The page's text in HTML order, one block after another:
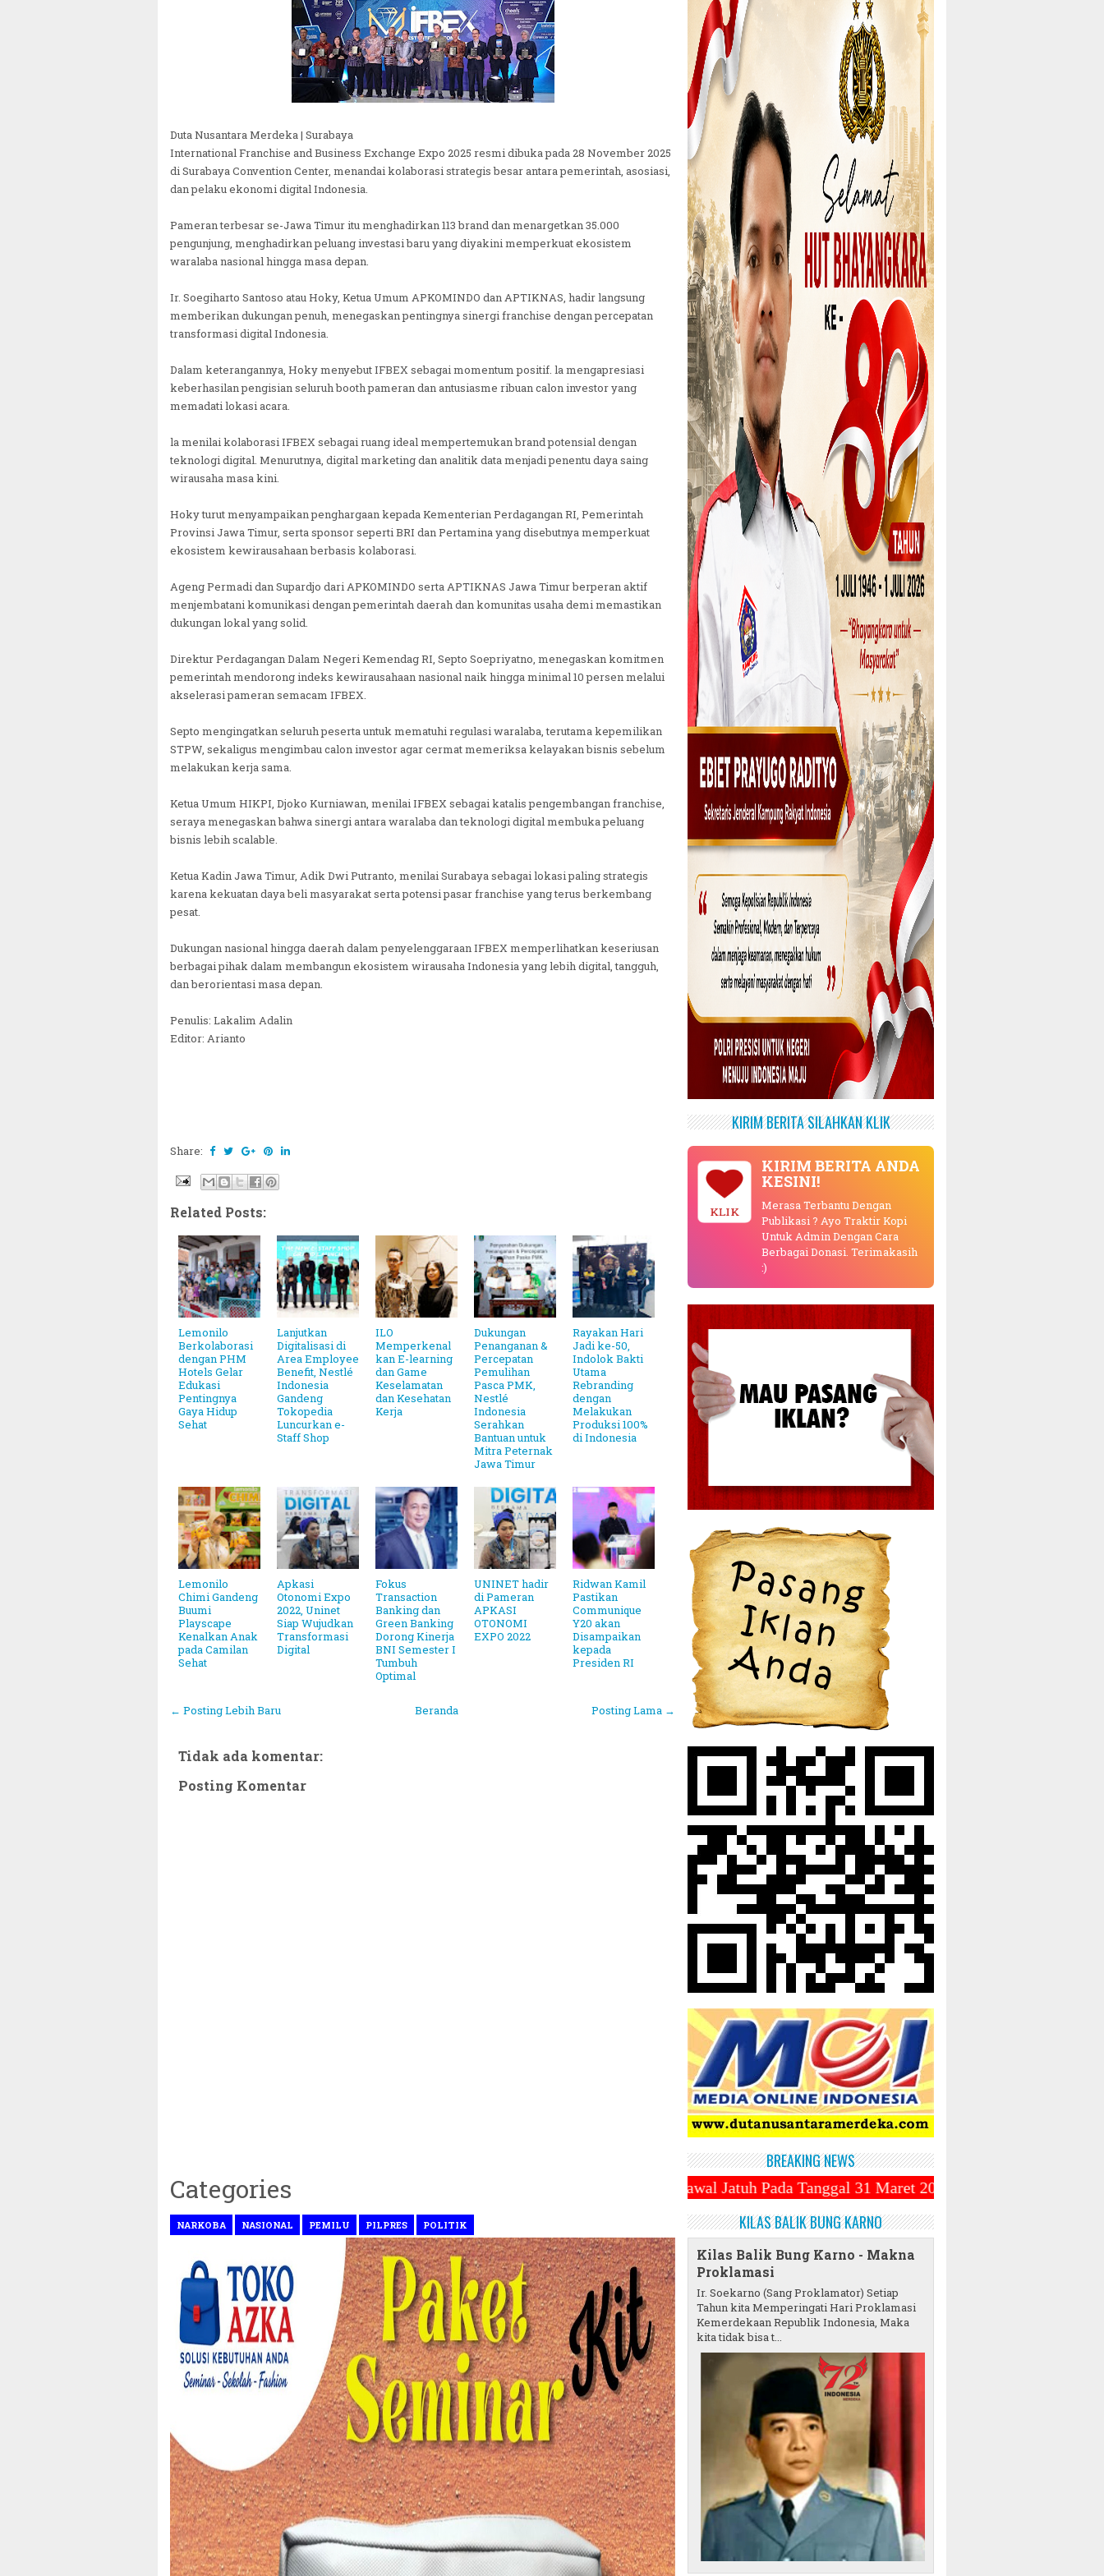
Duta Nusantara Merdeka | Surabaya
International Franchise and Business Exchange Expo 2025 resmi dibuka pada 28 November 2025
di Surabaya Convention Center, menandai kolaborasi strategis besar antara pemerintah, asosiasi,
dan pelaku ekonomi digital Indonesia.
Pameran terbesar se-Jawa Timur itu menghadirkan 113 brand dan menargetkan 35.000
pengunjung, menghadirkan peluang investasi baru yang diyakini memperkuat ekosistem
waralaba nasional hingga masa depan.
Ir. Soegiharto Santoso atau Hoky, Ketua Umum APKOMINDO dan APTIKNAS, hadir langsung
memberikan dukungan penuh, menegaskan pentingnya sinergi franchise dengan percepatan
transformasi digital Indonesia.
Dalam keterangannya, Hoky menyebut IFBEX sebagai momentum positif. la mengapresiasi
keberhasilan pengisian seluruh booth pameran dan antusiasme ribuan calon investor yang
memadati lokasi acara.
la menilai kolaborasi IFBEX sebagai ruang ideal mempertemukan brand potensial dengan
teknologi digital. Menurutnya, digital marketing dan analitik data menjadi penentu daya saing
wirausaha masa kini.
Hoky turut menyampaikan penghargaan kepada Kementerian Perdagangan RI, Pemerintah
Provinsi Jawa Timur, serta sponsor seperti BRI dan Pertamina yang disebutnya memperkuat
ekosistem kewirausahaan berbasis kolaborasi.
Ageng Permadi dan Supardjo dari APKOMINDO serta ΑΡΤΙΚNAS Jawa Timur berperan aktif
menjembatani komunikasi dengan pemerintah daerah dan komunitas usaha demi memastikan
dukungan lokal yang solid.
Direktur Perdagangan Dalam Negeri Kemendag RI, Septo Soepriyatno, menegaskan komitmen
pemerintah mendorong indeks kewirausahaan nasional naik hingga minimal 10 persen melalui
akselerasi pameran semacam IFBEX.
Septo mengingatkan seluruh peserta untuk mematuhi regulasi waralaba, terutama kepemilikan
STPW, sekaligus mengimbau calon investor agar cermat memeriksa kelayakan bisnis sebelum
melakukan kerja sama.
Ketua Umum HIKPI, Djoko Kurniawan, menilai IFBEX sebagai katalis pengembangan franchise,
seraya menegaskan bahwa sinergi antara waralaba dan teknologi digital membuka peluang
bisnis lebih scalable.
Ketua Kadin Jawa Timur, Adik Dwi Putranto, menilai Surabaya sebagai lokasi paling strategis
karena kekuatan daya beli masyarakat serta potensi pasar franchise yang terus berkembang
pesat.
Dukungan nasional hingga daerah dalam penyelenggaraan IFBEX memperlihatkan keseriusan
berbagai pihak dalam membangun ekosistem wirausaha Indonesia yang lebih digital, tangguh,
dan berorientasi masa depan.
Penulis: Lakalim Adalin
Editor: Arianto
Share:
Related Posts:
Lemonilo
Berkolaborasi
dengan PHM
Hotels Gelar
Edukasi
Pentingnya
Gaya Hidup
Sehat
Lanjutkan
Digitalisasi di
Area Employee
Benefit, Nestlé
Indonesia
Gandeng
Tokopedia
Luncurkan e-
Staff Shop
ILO
Memperkenal
kan E-learning
dan Game
Keselamatan
dan Kesehatan
Kerja
Dukungan
Penanganan &
Percepatan
Pemulihan
Pasca PMK,
Nestlé
Indonesia
Serahkan
Bantuan untuk
Mitra Peternak
Jawa Timur
Rayakan Hari
Jadi ke-50,
Indolok Bakti
Utama
Rebranding
dengan
Melakukan
Produksi 100%
di Indonesia
Lemonilo
Chimi Gandeng
Buumi
Playscape
Kenalkan Anak
pada Camilan
Sehat
Apkasi
Otonomi Expo
2022, Uninet
Siap Wujudkan
Transformasi
Digital
Fokus
Transaction
Banking dan
Green Banking
Dorong Kinerja
BNI Semester I
Tumbuh
Optimal
UNINET hadir
di Pameran
APKASI
OTONOMI
EXPO 2022
Ridwan Kamil
Pastikan
Communique
Y20 akan
Disampaikan
kepada
Presiden RI
← Posting Lebih Baru Posting Lama →
Beranda
Tidak ada komentar:
Posting Komentar
Categories
NARKOBA NASIONAL PEMILU PILPRES POLITIK
KIRIM BERITA SILAHKAN KLIK
KLIK
KIRIM BERITA ANDA
KESINI!
Merasa Terbantu Dengan
Publikasi ? Ayo Traktir Kopi
Untuk Admin Dengan Cara
Berbagai Donasi. Terimakasih
:)
BREAKING NEWS
Tetapkan 1 Ramadhan 1446 Hijriah Jatuh Pada Hari Sabtu 1 Maret 2025 ~||~ 1 Syawal Jatuh Pada Tanggal 31 Maret 2025 ~||~ Muhammadiyah
KILAS BALIK BUNG KARNO
Kilas Balik Bung Karno - Makna
Proklamasi
Ir. Soekarno (Sang Proklamator) Setiap
Tahun kita Memperingati Hari Proklamasi
Kemerdekaan Republik Indonesia, Maka
kita tidak bisa t...